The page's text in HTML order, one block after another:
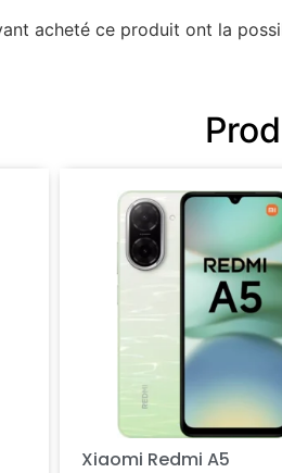
acheté ce produit ont la
Xiaomi Redmi A5